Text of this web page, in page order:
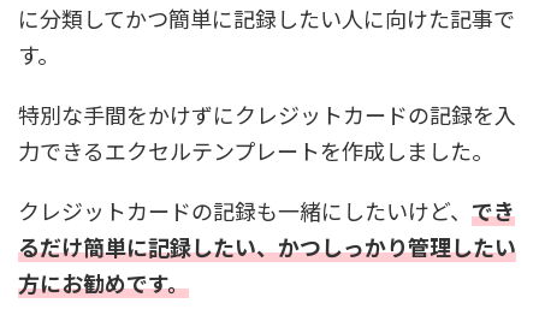
に分類してかつ簡単に記録したい人に向けた記事で
す。
特別な手間をかけずにクレジットカードの記録を入
力できるエクセルテンプレートを作成しました。
クレジットカードの記録も一緒にしたいけど、 でき
るだけ簡単に記録したい、かつしっかり管理したい
方にお勧めです。